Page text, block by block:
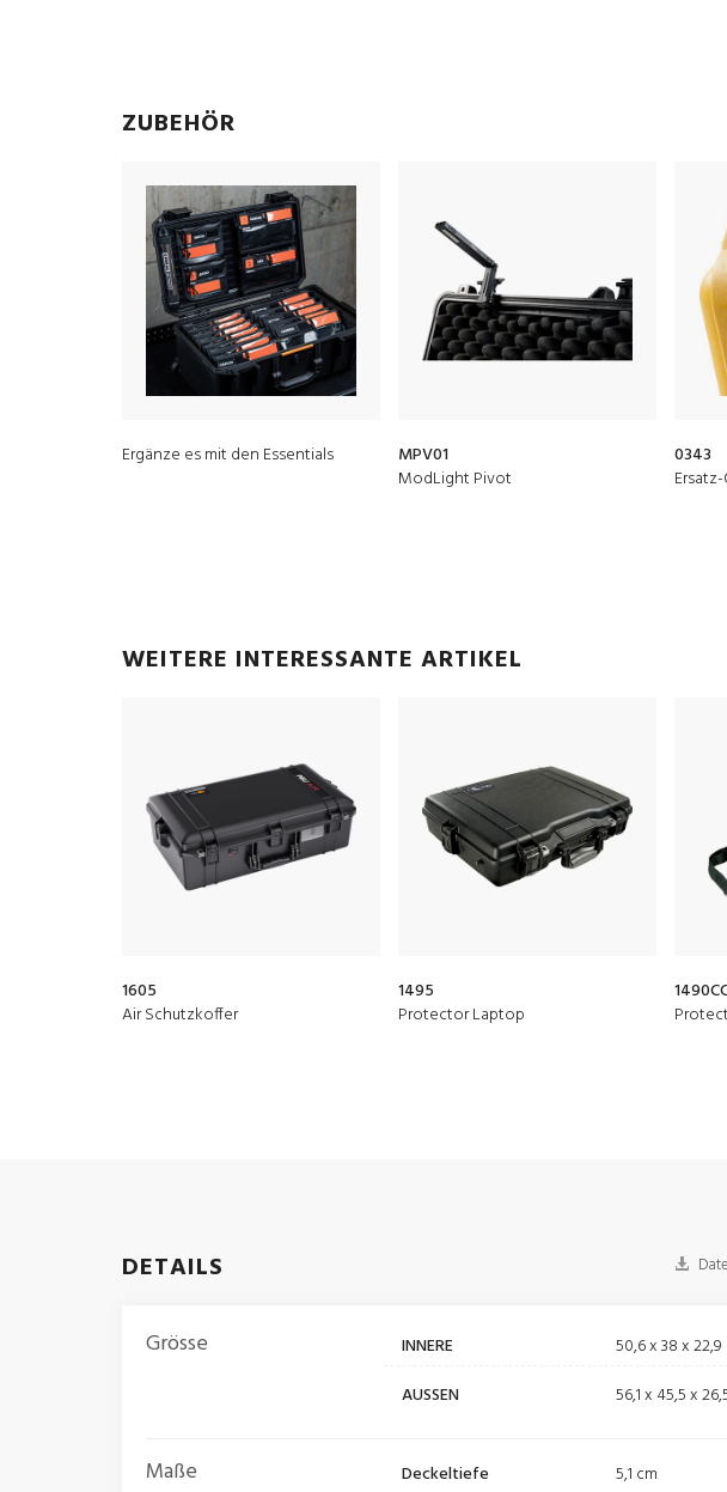
ZUBEHÖR
Ergänze es mit den Essentials
MPV01
ModLight Pivot
0343
WEITERE INTERESSANTE ARTIKEL
1605
Air Schutzkoffer
1495
Protector Laptop
DETAILS
Grösse INNERE
50,6 x 38 x 22,9
AUSSEN
56,1 x 45,5 x
Maße Deckeltiefe
5,1 cm